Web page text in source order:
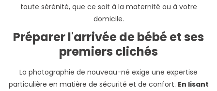
toute sérénité, que ce soit à la maternité ou à votre
domicile.
Préparer l'arrivée de bébé et ses
premiers clichés
La photographie de nouveau-né exige une expertise
particulière en matière de sécurité et de confort. En lisant